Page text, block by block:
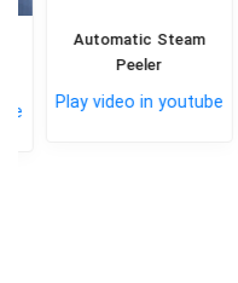
Automatic Steam
Peeler
Play video in youtube